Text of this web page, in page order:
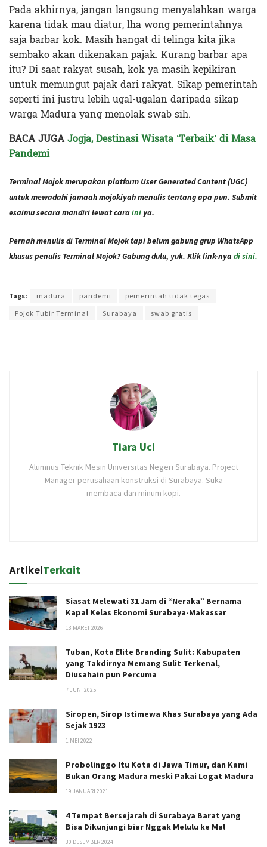
Pada akhirnya, jangan langsung menyalahkan warga
karena tidak mau diatur, lha wong pemerintahnya
saja barbar kok. Masih hangat di telinga kita jika
sembako akan dikenakan pajak. Kurang barbar apa
itu? Di saat rakyat susah, kok ya masih kepikiran
untuk memungut pajak dari rakyat. Sikap pemerintah
seperti ini justru lebih ugal-ugalan daripada sikap
warga Madura yang menolak swab sih.
BACA JUGAJogja, Destinasi Wisata ‘Terbaik’ di Masa
Pandemi
Terminal Mojok merupakan platform User Generated Content (UGC)
untuk mewadahi jamaah mojokiyah menulis tentang apa pun. Submit
esaimu secara mandiri lewat caraini ya.
Pernah menulis di Terminal Mojok tapi belum gabung grup WhatsApp
khusus penulis Terminal Mojok? Gabung dulu, yuk. Klik link-nyadi sini.
Tags: madura pandemi
pemerintah tidak tegas
Pojok Tubir Terminal
Surabaya swab gratis
Tiara Uci
Alumnus Teknik Mesin Universitas Negeri Surabaya. Project
Manager perusahaan konstruksi di Surabaya. Suka
membaca dan minum kopi.
ArtikelTerkait
Siasat Melewati 31 Jam di “Neraka” Bernama
Kapal Kelas Ekonomi Surabaya-Makassar
13 MARET 2026
Tuban, Kota Elite Branding Sulit: Kabupaten
yang Takdirnya Memang Sulit Terkenal,
Diusahain pun Percuma
7 JUNI 2025
Siropen, Sirop Istimewa Khas Surabaya yang Ada
Sejak 1923
1 MEI 2022
Probolinggo Itu Kota di Jawa Timur, dan Kami
Bukan Orang Madura meski Pakai Logat Madura
19 JANUARI 2021
4 Tempat Bersejarah di Surabaya Barat yang
Bisa Dikunjungi biar Nggak Melulu ke Mal
30 DESEMBER 2024